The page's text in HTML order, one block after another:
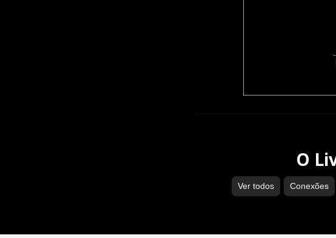
O
Ver todos Conexões